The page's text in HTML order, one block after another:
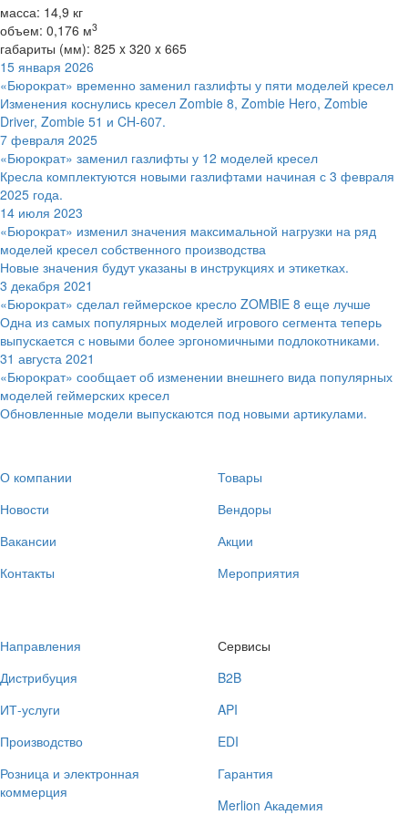
масса: 14,9 кг
объем: 0,176 м3
габариты (мм): 825 x 320 x 665
15 января 2026
«Бюрократ» временно заменил газлифты у пяти моделей кресел
Изменения коснулись кресел Zombie 8, Zombie Hero, Zombie
Driver, Zombie 51 и CH-607.
7 февраля 2025
«Бюрократ» заменил газлифты у 12 моделей кресел
Кресла комплектуются новыми газлифтами начиная с 3 февраля
2025 года.
14 июля 2023
«Бюрократ» изменил значения максимальной нагрузки на ряд
моделей кресел собственного производства
Новые значения будут указаны в инструкциях и этикетках.
3 декабря 2021
«Бюрократ» сделал геймерское кресло ZOMBIE 8 еще лучше
Одна из самых популярных моделей игрового сегмента теперь
выпускается с новыми более эргономичными подлокотниками.
31 августа 2021
«Бюрократ» сообщает об изменении внешнего вида популярных
моделей геймерских кресел
Обновленные модели выпускаются под новыми артикулами.
О компании
Новости
Вакансии
Контакты
Товары
Вендоры
Акции
Мероприятия
Направления
Дистрибуция
ИТ-услуги
Производство
Розница и электронная
коммерция
Сервисы
B2B
API
EDI
Гарантия
Merlion Академия